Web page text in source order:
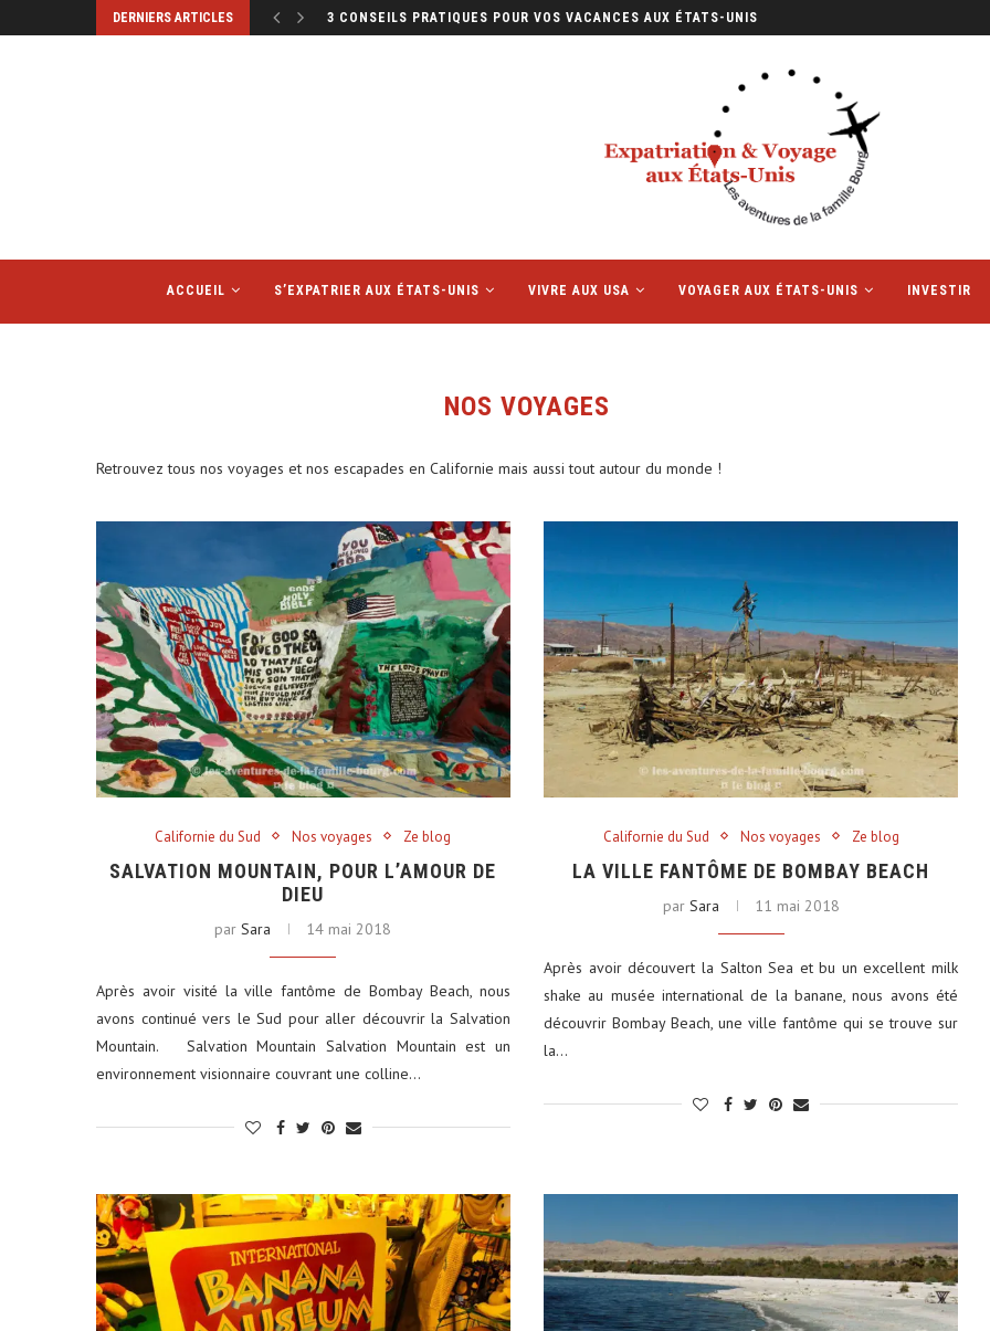
DERNIERS ARTICLES 3 CONSEILS PRATIQUES POUR VOS VACANCES AUX ÉTATS-UNIS
ACCUEIL S’EXPATRIER AUX ÉTATS-UNIS VIVRE AUX USA VOYAGER AUX ÉTATS-UNIS INVESTIR
NOS VOYAGES
Retrouvez tous nos voyages et nos escapades en Californie mais aussi tout autour du monde !
Californie du Sud Nos voyages Ze blog
SALVATION MOUNTAIN, POUR L’AMOUR DE
DIEU
parSara 14 mai 2018
Après avoir visité la ville fantôme de Bombay Beach, nous
avons continué vers le Sud pour aller découvrir la Salvation
Mountain. Salvation Mountain Salvation Mountain est un
environnement visionnaire couvrant une colline…
Californie du Sud Nos voyages Ze blog
LA VILLE FANTÔME DE BOMBAY BEACH
par Sara 11 mai 2018
Après avoir découvert la Salton Sea et bu un excellent milk
shake au musée international de la banane, nous avons été
découvrir Bombay Beach, une ville fantôme qui se trouve sur
la…